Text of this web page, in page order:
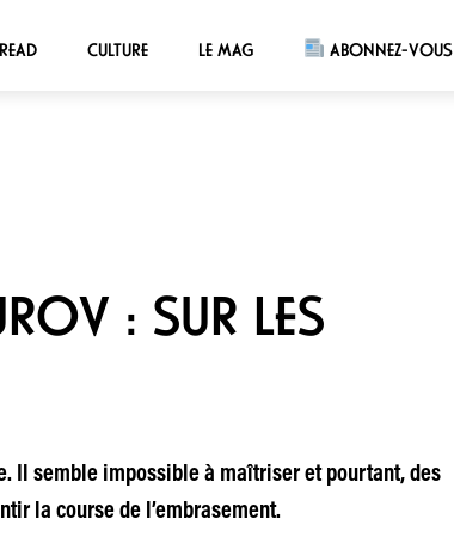
CULTURE LE MAG ABONNEZ-VOUS
: SUR LES
Il semble impossible à maîtriser et pourtant, des
la course de l’embrasement.